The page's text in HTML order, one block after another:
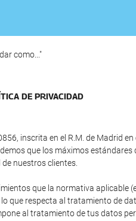
como..."
DE PRIVACIDAD
inscrita en el R.M. de Madrid
que los máximos
nuestros clientes.
que la normativa aplicable
que respecta al tratamiento de
al tratamiento de tus datos